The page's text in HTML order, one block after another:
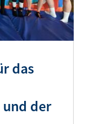
das
und der